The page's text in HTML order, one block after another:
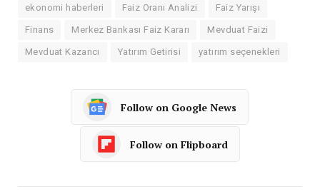
ekonomi haberleri Faiz Oranı Analizi Faiz Yarışı
Finans Merkez Bankası Faiz Kararı Mevduat Faizi
Mevduat Kazancı Yatırım Getirisi yatırım seçenekleri
Follow on Google News
Follow on Flipboard